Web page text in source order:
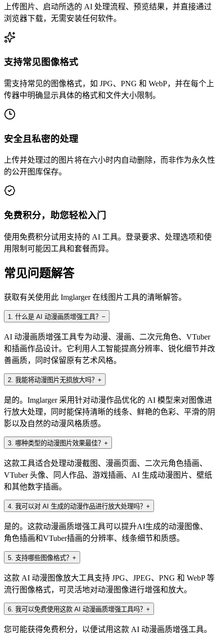
上传图片、启动所选的 AI 处理流程、预览结果，并直接通过
浏览器下载，无需安装任何软件。
支持常见图像格式
需支持常见的图像格式，如 JPG、PNG 和 WebP，并在每个上
传器中明确显示具体的格式和文件大小限制。
安全且私密的处理
上传并处理过的图片将在六小时内自动删除，而非作为永久性
的公开图库保存。
免费积分，助您轻松入门
使用免费积分试用支持的 AI 工具。登录要求、处理选项和使
用限制可能因工具和套餐而异。
常见问题解答
获取有关使用此 Imglarger 在线图片工具的清晰解答。
1 什么是 AI 动漫画质增强工具？ −
AI 动漫画质增强工具专为动漫、漫画、二次元角色、VTuber
和插画作品设计。它利用人工智能提高分辨率、锐化细节并改
善画质，同时保留原有艺术风格。
2 我能将动漫图片无损放大吗？ +
是的。Imglarger 采用针对动漫作品优化的 AI 模型来对图像进
行放大处理，同时能保持清晰的线条、鲜艳的色彩、平滑的阴
影以及自然的动漫风格质感。
3 哪种类型的动漫图片效果最佳？ +
这款工具适合处理动漫截图、漫画页面、二次元角色插画、
VTuber 头像、同人作品、游戏插画、AI 生成动漫图片、壁纸
和其他数字插画。
4 我可以对 AI 生成的动漫作品进行放大处理吗？ +
是的。这款动漫画质增强工具可以提升AI生成的动漫图像、
角色插画和VTuber插画的分辨率、线条细节和质感。
5 支持哪些图像格式？ +
这款 AI 动漫图像放大工具支持 JPG、JPEG、PNG 和 WebP 等
流行图像格式，可灵活地对动漫图像进行增强和放大。
6 我可以免费使用这款 AI 动漫画质增强工具吗？ +
您可能获得免费积分，以便试用这款 AI 动漫画质增强工具。